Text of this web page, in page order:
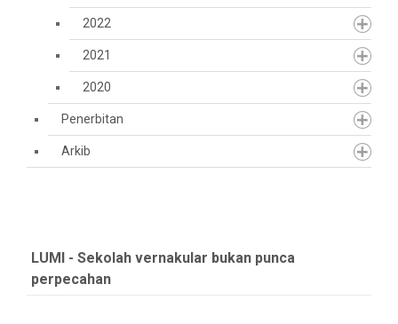
2022
2021
2020
Penerbitan
Arkib
LUMI - Sekolah vernakular bukan punca
perpecahan